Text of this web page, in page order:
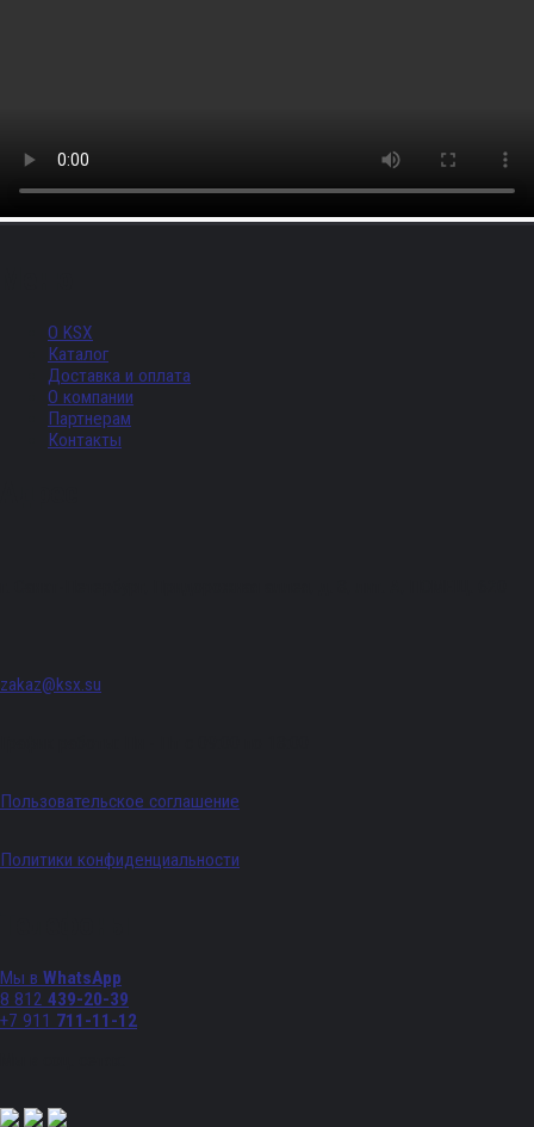
О KSX
Каталог
Доставка и оплата
О компании
Партнерам
Контакты
zakaz@ksx.su
Пользовательское соглашение
Политики конфиденциальности
Мы в WhatsApp
8 812 439-20-39
+7 911 711-11-12